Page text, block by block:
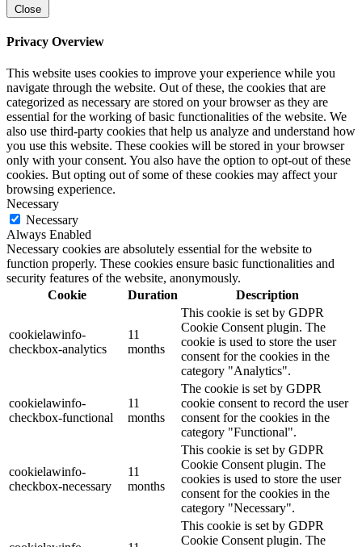
Close
Privacy Overview
This website uses cookies to improve your experience while you
navigate through the website. Out of these, the cookies that are
categorized as necessary are stored on your browser as they are
essential for the working of basic functionalities of the website. We
also use third-party cookies that help us analyze and understand how
you use this website. These cookies will be stored in your browser
only with your consent. You also have the option to opt-out of these
cookies. But opting out of some of these cookies may affect your
browsing experience.
Necessary
Necessary
Always Enabled
Necessary cookies are absolutely essential for the website to
function properly. These cookies ensure basic functionalities and
security features of the website, anonymously.
Cookie
Duration Description
cookielawinfo-
checkbox-analytics
11
months
This cookie is set by GDPR
Cookie Consent plugin. The
cookie is used to store the user
consent for the cookies in the
category "Analytics".
cookielawinfo-
checkbox-functional
11
months
The cookie is set by GDPR
cookie consent to record the user
consent for the cookies in the
category "Functional".
cookielawinfo-
checkbox-necessary
11
months
This cookie is set by GDPR
Cookie Consent plugin. The
cookies is used to store the user
consent for the cookies in the
category "Necessary".
This cookie is set by GDPR
Cookie Consent plugin. The